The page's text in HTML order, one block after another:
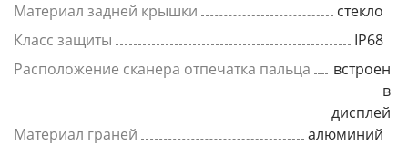
Материал задней крышки
стекло
Класс защиты
IP68
Расположение сканера отпечатка пальца
встроен
в
дисплей
Материал граней
алюминий